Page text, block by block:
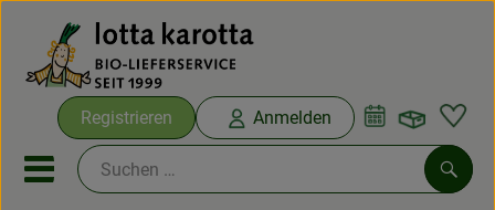
Registrieren Anmelden
Mobiles Menu öffnen oder